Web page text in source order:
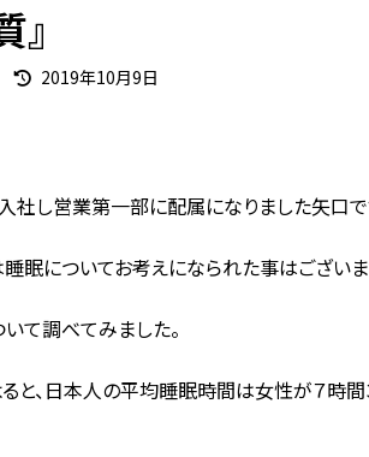
』
最
時
2019年10月9日
入社し営業第一部に配属になりました矢口で
眠についてお考えになられた事はございま
て調べてみました。
と、日本人の平均睡眠時間は女性が７時間